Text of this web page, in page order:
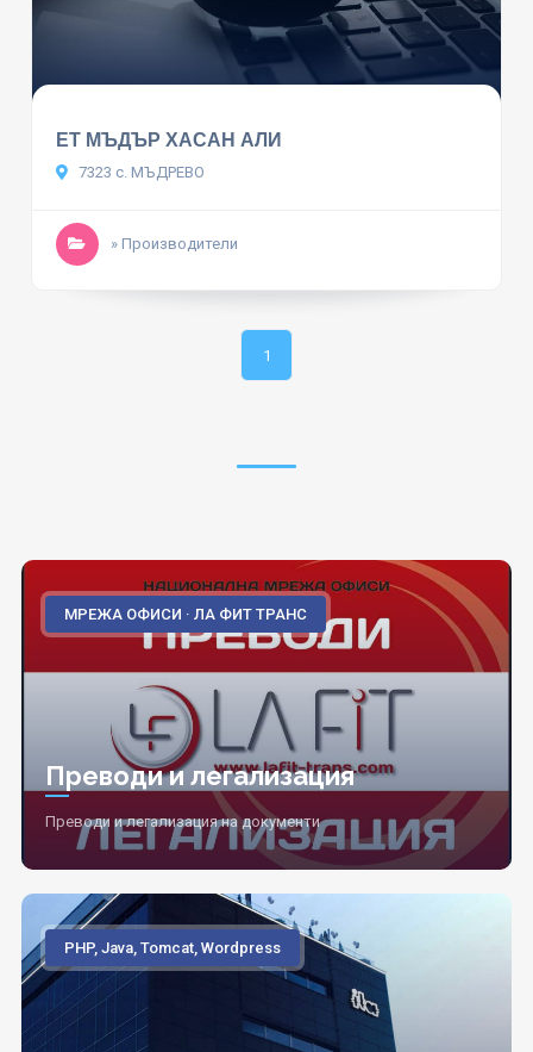
ЕТ МЪДЪР ХАСАН АЛИ
7323 с. МЪДРЕВО
» Производители
1
МРЕЖА ОФИСИ · ЛА ФИТ ТРАНС
Преводи и легализация
Преводи и легализация на документи
PHP, Java, Tomcat, Wordpress